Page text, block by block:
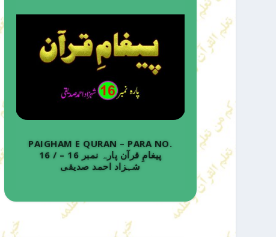
PAIGHAM E QURAN – PARA NO.
16 / پیغامِ قرآن پارہ نمبر 16 –
شہزاد احمد صدیقی